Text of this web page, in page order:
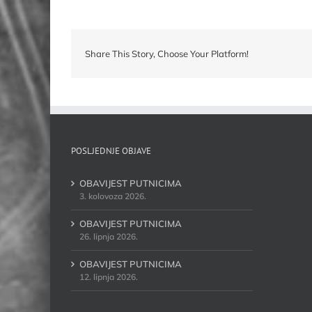
Share This Story, Choose Your Platform!
POSLJEDNJE OBJAVE
OBAVIJEST PUTNICIMA
3. kolovoza 2026.
OBAVIJEST PUTNICIMA
26. lipnja 2026.
OBAVIJEST PUTNICIMA
12. lipnja 2026.